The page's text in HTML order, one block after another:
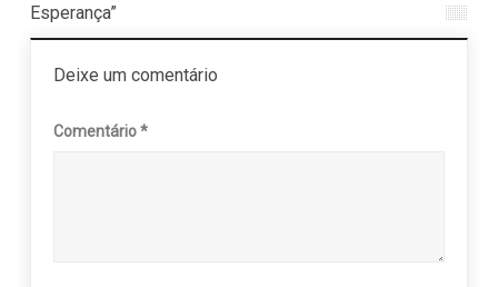
Esperança”
Deixe um comentário
Comentário*